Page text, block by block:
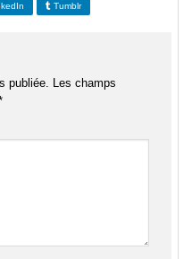
Tumblr
publiée.
Les champs